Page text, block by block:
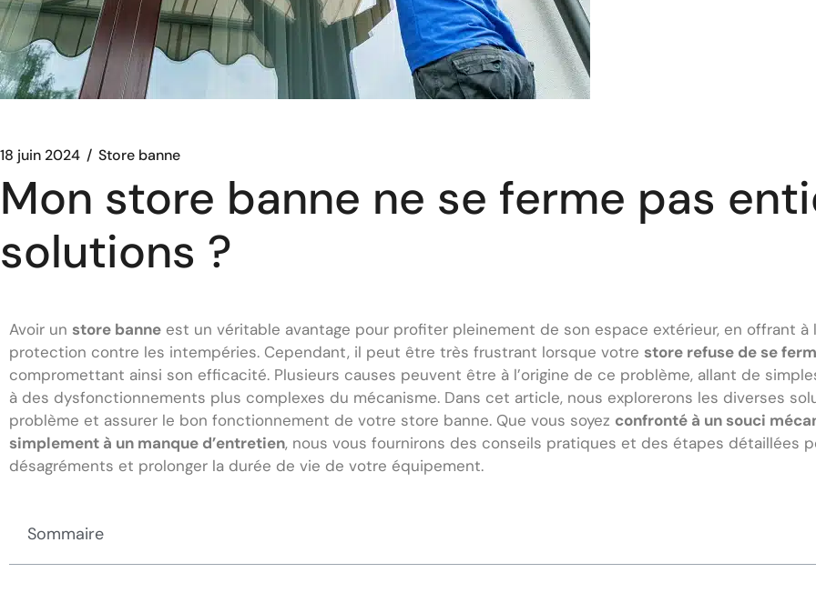
18 juin 2024 Store banne
Mon store banne ne se ferme pas
solutions ?
Avoir un store banne est un véritable avantage pour profiter pleinement de son espace extérieur, en offrant à
protection contre les intempéries. Cependant, il peut être très frustrant lorsque votre store refuse de se
compromettant ainsi son efficacité. Plusieurs causes peuvent être à l’origine de ce problème, allant de
à des dysfonctionnements plus complexes du mécanisme. Dans cet article, nous explorerons les diverses
problème et assurer le bon fonctionnement de votre store banne. Que vous soyez confronté à un souci
simplement à un manque d’entretien, nous vous fournirons des conseils pratiques et des étapes détaillées
désagréments et prolonger la durée de vie de votre équipement.
Sommaire